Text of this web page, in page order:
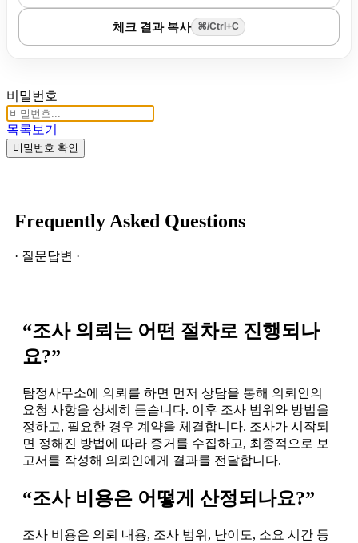
체크 결과 복사 ⌘/Ctrl+C
비밀번호
목록보기
비밀번호 확인
Frequently Asked Questions
· 질문답변 ·
“조사 의뢰는 어떤 절차로 진행되나
요?”
탐정사무소에 의뢰를 하면 먼저 상담을 통해 의뢰인의
요청 사항을 상세히 듣습니다. 이후 조사 범위와 방법을
정하고, 필요한 경우 계약을 체결합니다. 조사가 시작되
면 정해진 방법에 따라 증거를 수집하고, 최종적으로 보
고서를 작성해 의뢰인에게 결과를 전달합니다.
“조사 비용은 어떻게 산정되나요?”
조사 비용은 의뢰 내용, 조사 범위, 난이도, 소요 시간 등